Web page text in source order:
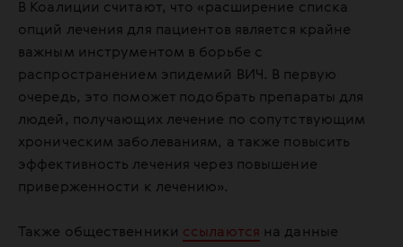
В Коалиции считают, что «расширение списка
опций лечения для пациентов является крайне
важным инструментом в борьбе с
распространением эпидемий ВИЧ. В первую
очередь, это поможет подобрать препараты для
людей, получающих лечение по сопутствующим
хроническим заболеваниям, а также повысить
эффективность лечения через повышение
приверженности к лечению».
Также общественники ссылаются на данные